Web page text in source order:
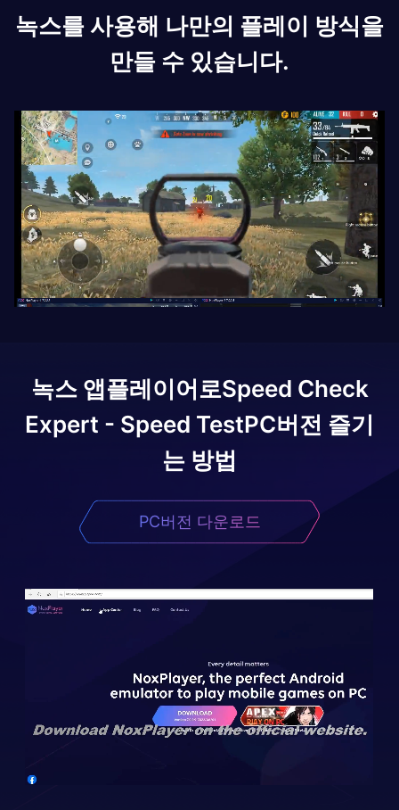
녹스를 사용해 나만의 플레이 방식을
만들 수 있습니다.
녹스 앱플레이어로Speed Check
Expert - Speed TestPC버전 즐기
는 방법
PC버전 다운로드